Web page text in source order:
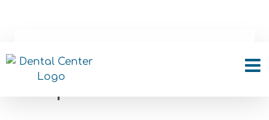
Ορθοδοντική χωρίς
Σιδεράκια